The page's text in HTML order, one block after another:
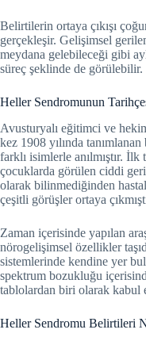
Belirtilerin ortaya çıkışı
gerçekleşir. Gelişimsel
meydana gelebileceği gibi
süreç şeklinde de görülebilir.
Heller Sendromunun
Avusturyalı eğitimci ve
kez 1908 yılında
farklı isimlerle anılmıştır. İlk
çocuklarda görülen ciddi
olarak bilinmediğinden
çeşitli görüşler ortaya
Zaman içerisinde yapılan
nörogelişimsel özellikler
sistemlerinde kendine yer
spektrum bozukluğu
tablolardan biri olarak kabul
Heller Sendromu Belirtileri